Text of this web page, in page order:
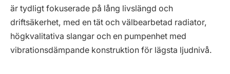
är tydligt fokuserade på lång livslängd och
driftsäkerhet, med en tät och välbearbetad radiator,
högkvalitativa slangar och en pumpenhet med
vibrationsdämpande konstruktion för lägsta ljudnivå.